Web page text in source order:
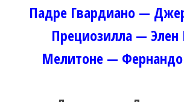
Падре Гвардиано —
Прециозилла — Элен
Мелитоне —